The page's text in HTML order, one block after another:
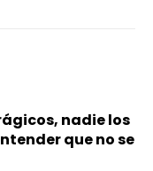
nadie los
que no se